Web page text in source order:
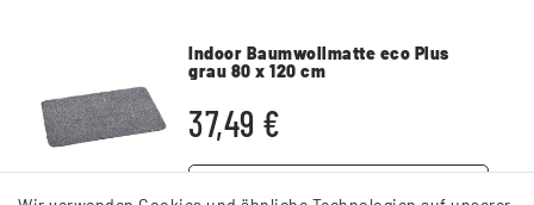
Indoor Baumwollmatte eco Plus
grau 80 x 120 cm
37,49 €